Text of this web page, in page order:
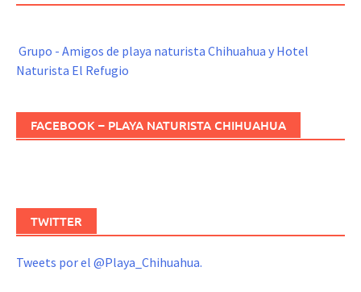
Grupo - Amigos de playa naturista Chihuahua y Hotel
Naturista El Refugio
FACEBOOK – PLAYA NATURISTA CHIHUAHUA
TWITTER
Tweets por el @Playa_Chihuahua.